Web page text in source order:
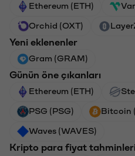
Ethereum (ETH)
Orchid (OXT)
Yeni eklenenler
Gram (GRAM)
Günün öne çıkanları
Ethereum (ETH)
PSG (PSG) Bitcoin
Waves (WAVES)
Kripto para fiyat tahminleri